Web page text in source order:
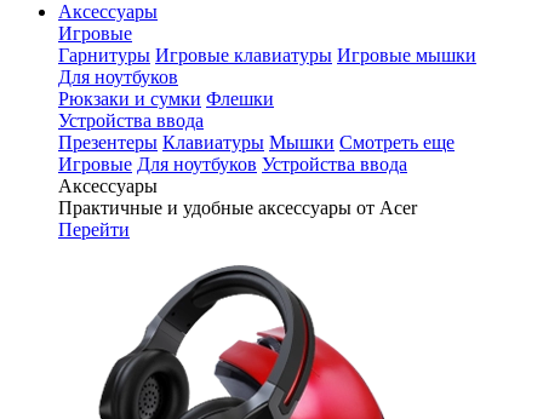
Аксессуары
Игровые
Гарнитуры Игровые клавиатуры Игровые мышки
Для ноутбуков
Рюкзаки и сумки Флешки
Устройства ввода
Презентеры Клавиатуры Мышки Смотреть еще
Игровые Для ноутбуков Устройства ввода
Аксессуары
Практичные и удобные аксессуары от Acer
Перейти